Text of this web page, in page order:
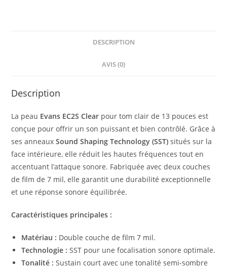
DESCRIPTION
AVIS (0)
Description
La peau Evans EC2S Clear pour tom clair de 13 pouces est
conçue pour offrir un son puissant et bien contrôlé. Grâce à
ses anneauxSound Shaping Technology (SST) situés sur la
face intérieure, elle réduit les hautes fréquences tout en
accentuant l’attaque sonore. Fabriquée avec deux couches
de film de 7 mil, elle garantit une durabilité exceptionnelle
et une réponse sonore équilibrée.
Caractéristiques principales :
Matériau : Double couche de film 7 mil.
Technologie : SST pour une focalisation sonore optimale.
Tonalité : Sustain court avec une tonalité semi-sombre